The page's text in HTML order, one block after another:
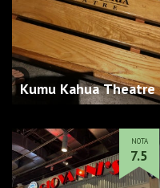
Kumu Kahua Theatre
NOTA
7.5